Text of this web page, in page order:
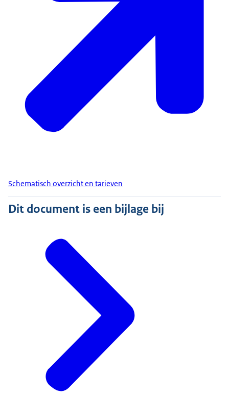
Schematisch overzicht en tarieven
Dit document is een bijlage bij